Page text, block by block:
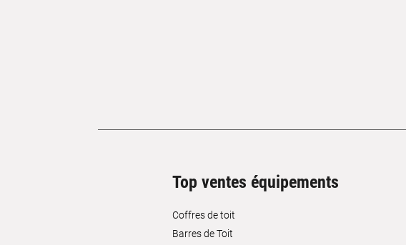
Top ventes équipements
Coffres de toit
Barres de Toit